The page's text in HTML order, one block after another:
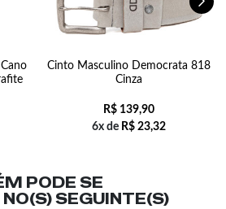
Cinto Masculino Democrata 818
Cinza
R$ 139,90
6x de R$ 23,32
PODE SE
SEGUINTE(S)